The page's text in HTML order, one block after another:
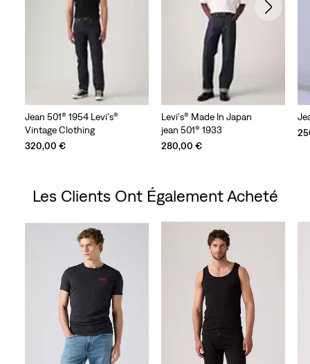
Jean 501® 1954 Levi's®
Vintage Clothing
320,00 €
Levi's® Made In Japan
jean 501® 1933
280,00 €
Les Clients Ont Également Acheté